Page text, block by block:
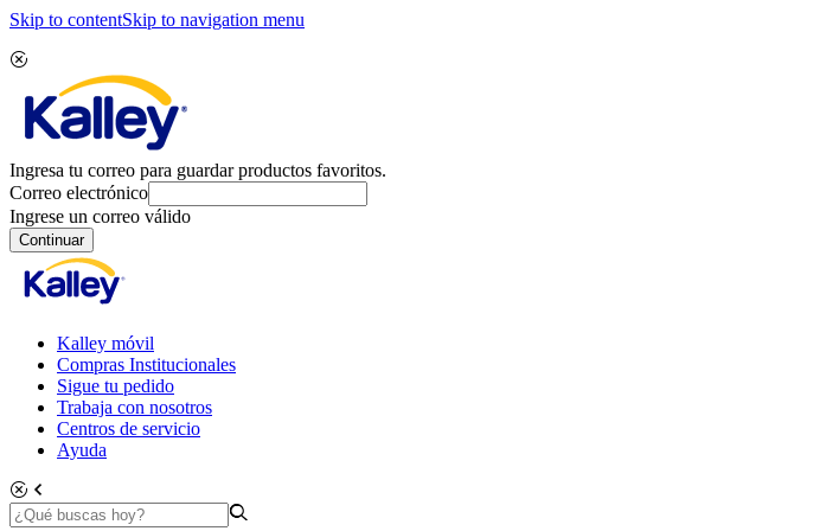
Skip to contentSkip to navigation menu
Ingresa tu correo para guardar productos favoritos.
Correo electrónico
Ingrese un correo válido
Continuar
Kalley móvil
Compras Institucionales
Sigue tu pedido
Trabaja con nosotros
Centros de servicio
Ayuda